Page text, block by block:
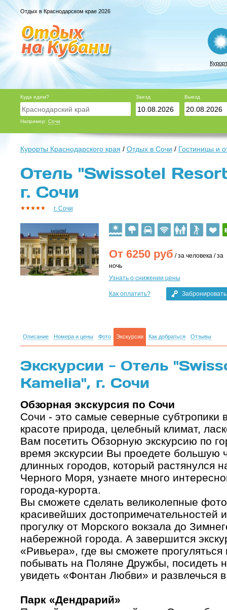
Отдых в Краснодарском крае 2026
Куда едем?
Например: Сочи
Заезд Выезд
Курорты Краснодарского края / Отдых в Сочи / Гостиницы и
Отель "Swissotel
г. Сочи
г. Сочи
От 6250руб / за человека / за
ночь
Узнать о снижении цены
Как оплатить? Забронировать
Описание Номера и цены Фото Экскурсии Как добраться Отзывы
Экскурсии - Отель
Kamelia", г. Сочи
Обзорная экскурсия по Сочи
Сочи - это самые северные субтропики
красоте природа, целебный климат,
Вам посетить Обзорную экскурсию по
время экскурсии Вы проедете большую
длинных городов, который растянулся
Черного Моря, узнаете много
города-курорта.
Вы сможете сделать великолепные
красивейших
прогулку от Морского вокзала до
набережной города. А завершится
«Ривьера», где вы сможете
побывать на Поляне Дружбы, посидеть
увидеть «Фонтан Любви» и развлечься
Парк «Дендрарий»